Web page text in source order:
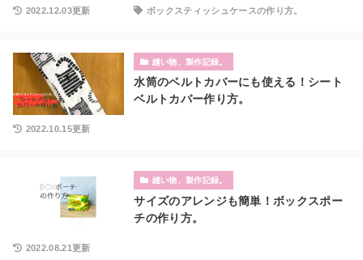
2022.12.03更新 ボックスティッシュケースの作り方。
縫い物、製作記録。
水筒のベルトカバーにも使える！シート
ベルトカバー作り方。
2022.10.15更新
縫い物、製作記録。
サイズのアレンジも簡単！ボックスポー
チの作り方。
2022.08.21更新